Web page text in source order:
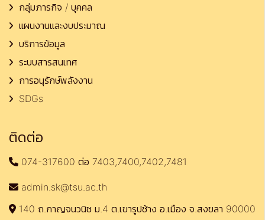
กลุ่มภารกิจ / บุคคล
แผนงานและงบประมาณ
บริการข้อมูล
ระบบสารสนเทศ
การอนุรักษ์พลังงาน
SDGs
ติดต่อ
074-317600 ต่อ 7403,7400,7402,7481
admin.sk@tsu.ac.th
140 ถ.กาญจนวนิช ม.4 ต.เขารูปช้าง อ.เมือง จ.สงขลา 90000